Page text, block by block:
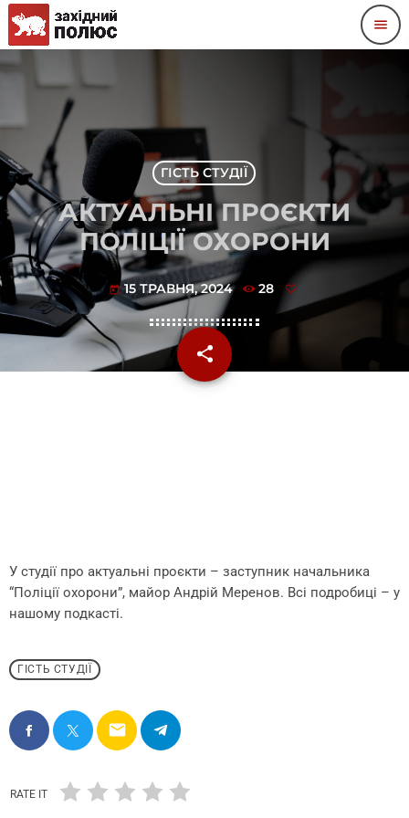
menu
ГІСТЬ СТУДІЇ
АКТУАЛЬНІ ПРОЄКТИ
ПОЛІЦІЇ ОХОРОНИ
today 15 ТРАВНЯ, 2024 28
share
email
У студії про актуальні проєкти – заступник начальника
“Поліції охорони”, майор Андрій Меренов. Всі подробиці – у
нашому подкасті.
ГІСТЬ СТУДІЇ
email
RATE IT